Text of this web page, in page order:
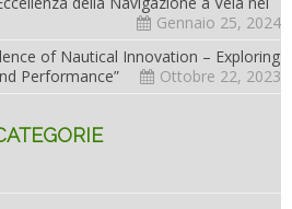
Gennaio 25, 2024
of Nautical Innovation – Exploring
Performance”
Ottobre 22, 2023